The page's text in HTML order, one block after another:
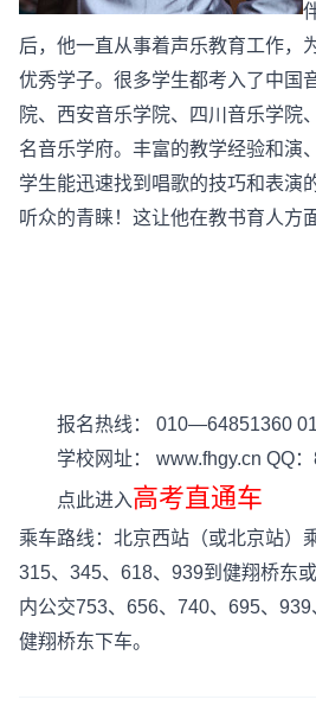
后，他一直从事着声乐教育工作，
优秀学子。很多学生都考入了中国
院、西安音乐学院、四川音乐学院
名音乐学府。丰富的教学经验和演
学生能迅速找到唱歌的技巧和表演
听众的青睐！这让他在教书育人方
报名热线： 010—64851360
学校网址： www.fhgy.cn QQ
点此进入高考直通车
乘车路线：北京西站（或北京站）
315、345、618、939到健翔桥东
内公交753、656、740、695、
健翔桥东下车。